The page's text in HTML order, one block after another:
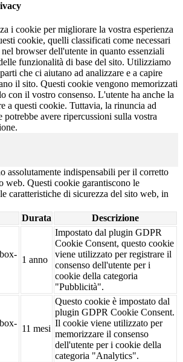
i cookie per migliorare la vostra esperienza
cookie, quelli classificati come necessari
browser dell'utente in quanto essenziali
funzionalità di base del sito. Utilizziamo
che ci aiutano ad analizzare e a capire
il sito. Questi cookie vengono memorizzati
con il vostro consenso. L'utente ha anche la
a questi cookie. Tuttavia, la rinuncia ad
avere ripercussioni sulla vostra
assolutamente indispensabili per il corretto
web. Questi cookie garantiscono le
caratteristiche di sicurezza del sito web, in
Durata Descrizione
1 anno
Impostato dal plugin GDPR
Cookie Consent, questo cookie
viene utilizzato per registrare il
consenso dell'utente per i
cookie della categoria
"Pubblicità".
11 mesi
Questo cookie è impostato dal
plugin GDPR Cookie Consent.
Il cookie viene utilizzato per
memorizzare il consenso
dell'utente per i cookie della
categoria "Analytics".